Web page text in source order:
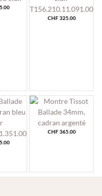
CHF325.00
CHF365.00